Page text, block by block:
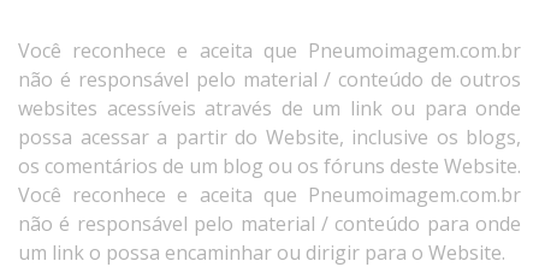
Você reconhece e aceita que Pneumoimagem.com.br
não é responsável pelo material / conteúdo de outros
websites acessíveis através de um link ou para onde
possa acessar a partir do Website, inclusive os blogs,
os comentários de um blog ou os fóruns deste Website.
Você reconhece e aceita que Pneumoimagem.com.br
não é responsável pelo material / conteúdo para onde
um link o possa encaminhar ou dirigir para o Website.